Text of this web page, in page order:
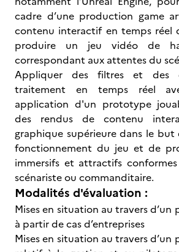
cadre d’une production game
contenu interactif en temps réel
produire un jeu vidéo de
correspondant aux attentes du
Appliquer des filtres et des
traitement en temps réel
application d'un prototype
des rendus de contenu
graphique supérieure dans le
fonctionnement du jeu et de
immersifs et attractifs
scénariste ou commanditaire.
Modalités d'évaluation :
Mises en situation au travers
à partir de cas d’entreprises
Mises en situation au travers